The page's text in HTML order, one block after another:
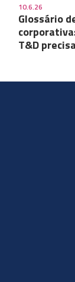
10.6.26
Glossário
T&D